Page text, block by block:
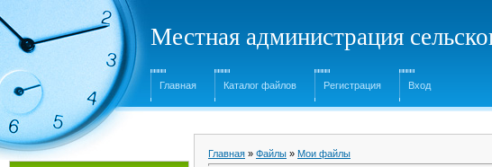
Местная администрация
Главная Каталог файлов Регистрация Вход
Главная » Файлы » Мои файлы